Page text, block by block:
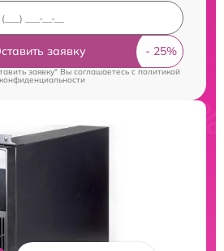
заявку
заявку" Вы соглашаетесь c политикой
конфиденциальности